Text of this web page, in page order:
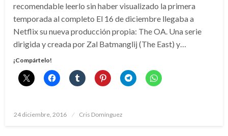
recomendable leerlo sin haber visualizado la primera
temporada al completo El 16 de diciembre llegaba a
Netflix su nueva producción propia: The OA. Una serie
dirigida y creada por Zal Batmanglij (The East) y…
¡Compártelo!
Publicado
24 diciembre, 2016 Cris Domínguez